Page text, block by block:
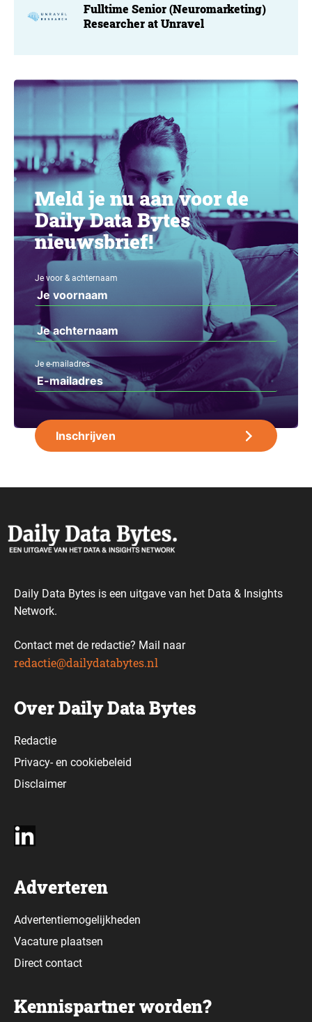
Fulltime Senior (Neuromarketing)
Researcher at Unravel
Meld je nu aan voor de
Daily Data Bytes
nieuwsbrief!
Je voor & achternaam
Je e-mailadres
Daily Data Bytes is een uitgave van het Data & Insights
Network.
Contact met de redactie? Mail naar
redactie@dailydatabytes.nl
Over Daily Data Bytes
Redactie
Privacy-en cookiebeleid
Disclaimer
Adverteren
Advertentiemogelijkheden
Vacature plaatsen
Direct contact
Kennispartner worden?